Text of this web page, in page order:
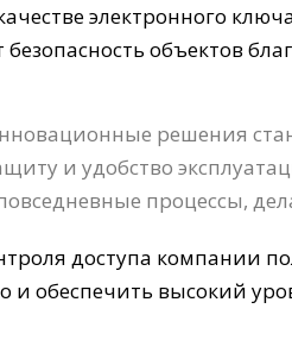
электронного
объектов
решения
и удобство
процессы,
доступа компании
и обеспечить высокий